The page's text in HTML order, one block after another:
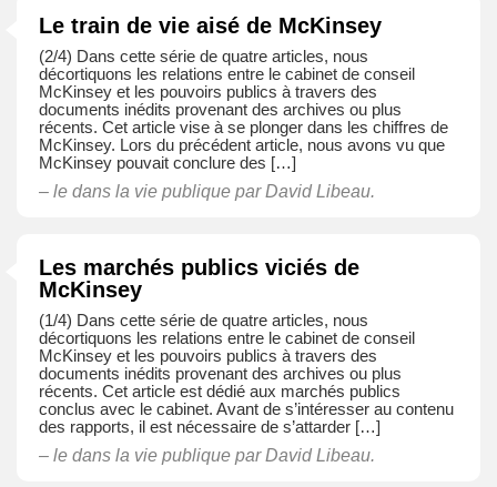
Le train de vie aisé de McKinsey
(2/4) Dans cette série de quatre articles, nous
décortiquons les relations entre le cabinet de conseil
McKinsey et les pouvoirs publics à travers des
documents inédits provenant des archives ou plus
récents. Cet article vise à se plonger dans les chiffres de
McKinsey. Lors du précédent article, nous avons vu que
McKinsey pouvait conclure des […]
– le dans la vie publique par David Libeau.
Les marchés publics viciés de
McKinsey
(1/4) Dans cette série de quatre articles, nous
décortiquons les relations entre le cabinet de conseil
McKinsey et les pouvoirs publics à travers des
documents inédits provenant des archives ou plus
récents. Cet article est dédié aux marchés publics
conclus avec le cabinet. Avant de s’intéresser au contenu
des rapports, il est nécessaire de s’attarder […]
– le dans la vie publique par David Libeau.